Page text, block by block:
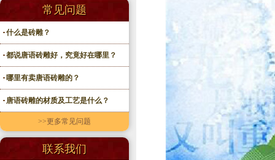
常见问题
什么是砖雕？
都说唐语砖雕好，究竟好在哪里？
哪里有卖唐语砖雕的？
唐语砖雕的材质及工艺是什么？
>>更多常见问题
联系我们